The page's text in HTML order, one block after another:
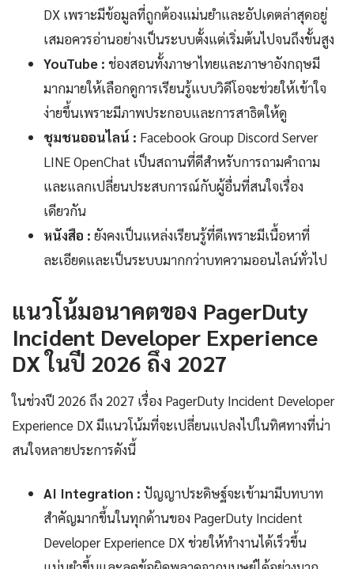
DX เพราะมีข้อมูลที่ถูกต้องแม่นยำและอัปเดตล่าสุดอยู่
เสมอควรอ่านอย่างเป็นระบบตั้งแต่เริ่มต้นไปจนถึงขั้นสูง
YouTube : ช่องสอนทั้งภาษาไทยและภาษาอังกฤษมี
มากมายให้เลือกดูการเรียนรู้แบบวิดีโอจะช่วยให้เข้าใจ
ง่ายขึ้นเพราะมีภาพประกอบและการสาธิตให้ดู
ชุมชนออนไลน์ : Facebook Group Discord Server
LINE OpenChat เป็นสถานที่ดีสำหรับการถามคำถาม
และแลกเปลี่ยนประสบการณ์กับผู้อื่นที่สนใจเรื่อง
เดียวกัน
หนังสือ : ยังคงเป็นแหล่งเรียนรู้ที่ดีเพราะมีเนื้อหาที่
ละเอียดและเป็นระบบมากกว่าบทความออนไลน์ทั่วไป
แนวโน้มอนาคตของ PagerDuty
Incident Developer Experience
DX ในปี 2026 ถึง 2027
ในช่วงปี 2026 ถึง 2027 เรื่อง PagerDuty Incident Developer
Experience DX มีแนวโน้มที่จะเปลี่ยนแปลงไปในทิศทางที่น่า
สนใจหลายประการดังนี้
AI Integration : ปัญญาประดิษฐ์จะเข้ามามีบทบาท
สำคัญมากขึ้นในทุกด้านของ PagerDuty Incident
Developer Experience DX ช่วยให้ทำงานได้เร็วขึ้น